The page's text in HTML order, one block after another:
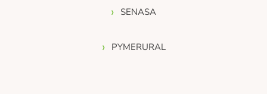
SENASA
PYMERURAL